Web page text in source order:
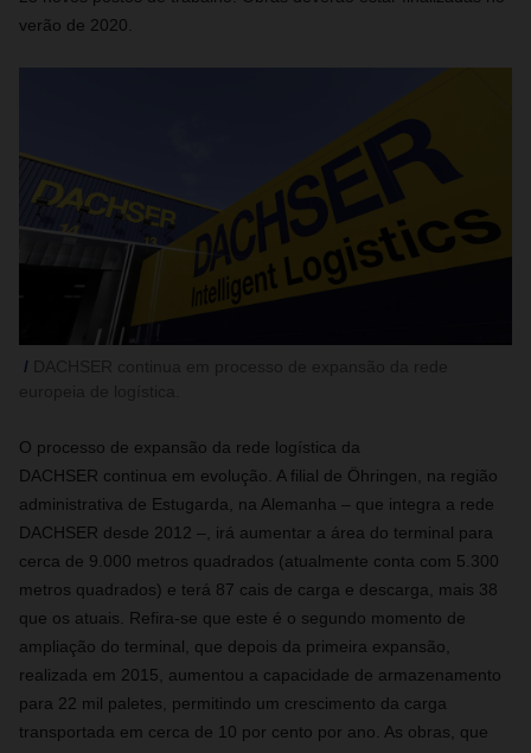
verão de 2020.
O processo de expansão da rede logística da
DACHSER continua em evolução. A filial de Öhringen, na região
administrativa de Estugarda , na Alemanha – que integra a rede
DACHSER desde 2012 –, irá aumentar a área do terminal para
cerca de 9.000 metros quadrados (atualmente conta com 5.300
metros quadrados) e terá 87 cais de carga e descarga, mais 38
que os atuais. Refira-se que este é o segundo momento de
ampliação do terminal, que depois da primeira expansão,
realizada em 2015, aumentou a capacidade de armazenamento
para 22 mil paletes, permitindo um crescimento da carga
transportada em cerca de 10 por cento por ano. As obras, que